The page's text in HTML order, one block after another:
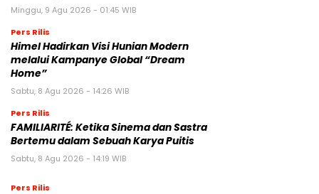
Minggu, 9 Agu 2026 - 01:45 WIB
Pers Rilis
Himel Hadirkan Visi Hunian Modern
melalui Kampanye Global “Dream
Home”
Sabtu, 8 Agu 2026 - 14:26 WIB
Pers Rilis
FAMILIARITÉ: Ketika Sinema dan Sastra
Bertemu dalam Sebuah Karya Puitis
Sabtu, 8 Agu 2026 - 14:19 WIB
Pers Rilis